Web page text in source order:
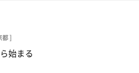
まったが
ーションも最高
都 ]
始まる